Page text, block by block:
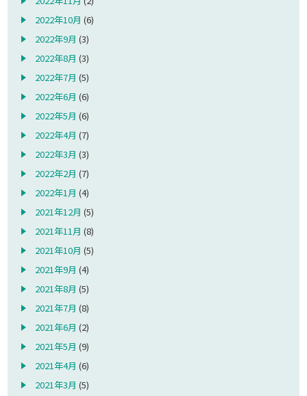
2022年10月 (6)
2022年9月 (3)
2022年8月 (3)
2022年7月 (5)
2022年6月 (6)
2022年5月 (6)
2022年4月 (7)
2022年3月 (3)
2022年2月 (7)
2022年1月 (4)
2021年12月 (5)
2021年11月 (8)
2021年10月 (5)
2021年9月 (4)
2021年8月 (5)
2021年7月 (8)
2021年6月 (2)
2021年5月 (9)
2021年4月 (6)
2021年3月 (5)